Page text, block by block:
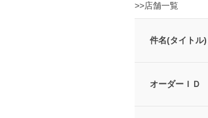
>>店舗一覧
件名(タイトル)
オーダーＩＤ